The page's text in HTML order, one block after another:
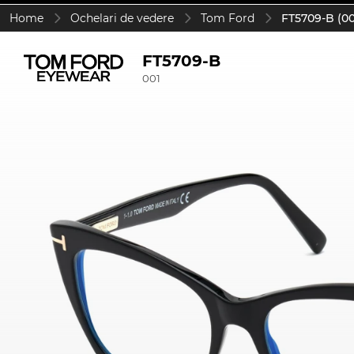
Home Ochelari de vedere Tom Ford FT5709-B
FT5709-B
001